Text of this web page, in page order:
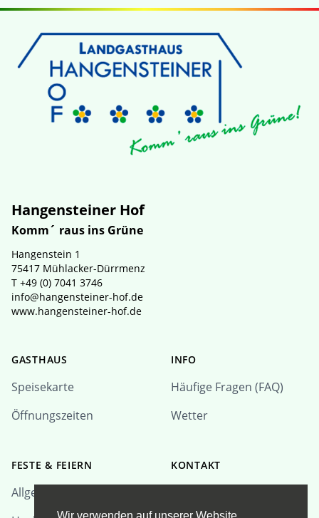
Hangensteiner Hof
Komm´ raus ins Grüne
Hangenstein 1
75417 Mühlacker-Dürrmenz
T +49 (0) 7041 3746
info@hangensteiner-hof.de
www.hangensteiner-hof.de
GASTHAUS
Speisekarte
Öffnungszeiten
FESTE & FEIERN
Allgemeine Info
INFO
Häufige Fragen (FAQ)
Wetter
KONTAKT